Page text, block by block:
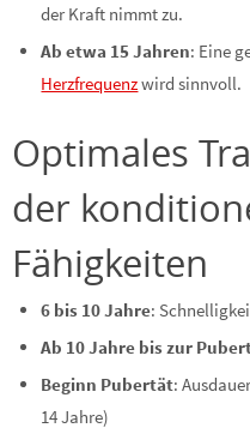
der Kraft nimmt zu.
Ab etwa 15 Jahren: Eine
Herzfrequenzwird sinnvoll.
Optimales
der
Fähigkeiten
6 bis 10 Jahre:
Ab 10 Jahre bis zur
Beginn Pubertät:
14 Jahre)